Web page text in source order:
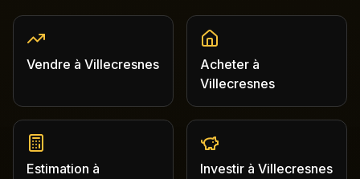
Vendre à Villecresnes Acheter à
Villecresnes
Estimation à
Investir à Villecresnes